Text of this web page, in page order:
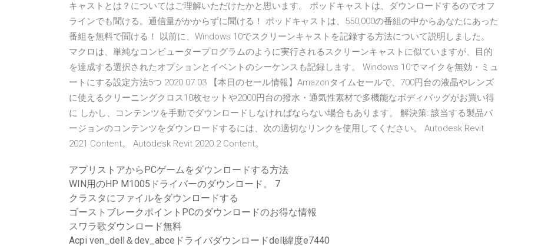
キャストとは？についてはご理解いただけたかと思います。 ポッドキャストは、ダウンロードするのでオフ
ラインでも聞ける。通信量がかからずに聞ける！ ポッドキャストは、550,000の番組の中からあなたにあった
番組を無料で聞ける！ 以前に、Windows 10でスクリーンキャストを記録する方法について説明しました。
マクロは、単純なコンピュータープログラムのように実行されるスクリーンキャストに似ていますが、目的
を達成する選択されたオプションとイベントのシーケンスも記録します。 Windows 10でマイクを無効・ミュ
ートにする設定方法5つ 2020.07.03 【本日のセール情報】Amazonタイムセールで、700円台の液晶やレンズ
に使えるクリーニングクロス10枚セットや2000円台の撥水・通気性素材で多機能なボディバッグがお買い得
に しかし、コンテンツを手動でダウンロードしなければならない場合もあります。 解決策: 該当する製品バ
ージョンのコンテンツをダウンロードするには、次の適切なリンクを使用してください。 Autodesk Revit
2021 Content。 Autodesk Revit 2020.2 Content。
アプリストアからPCゲームをダウンロードする方法
WIN用のHP M1005ドライバーのダウンロード。 7
クラスタにファイルをダウンロードする
ゴーストブレークポイントPCのダウンロードのお得な情報
スワラ歌ダウンロード無料
Acpi ven_dell＆dev_abceドライバダウンロードdell緯度e7440